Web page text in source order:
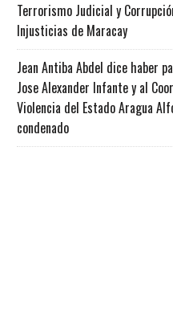
Terrorismo Judicial y
Injusticias de Maracay
Jean Antiba Abdel dice haber
Jose Alexander Infante y al
Violencia del Estado Aragua
condenado